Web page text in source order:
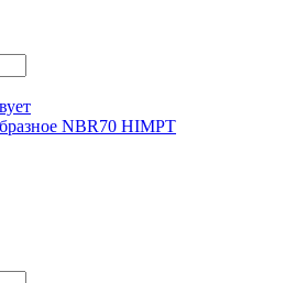
NBR70 HIMPT